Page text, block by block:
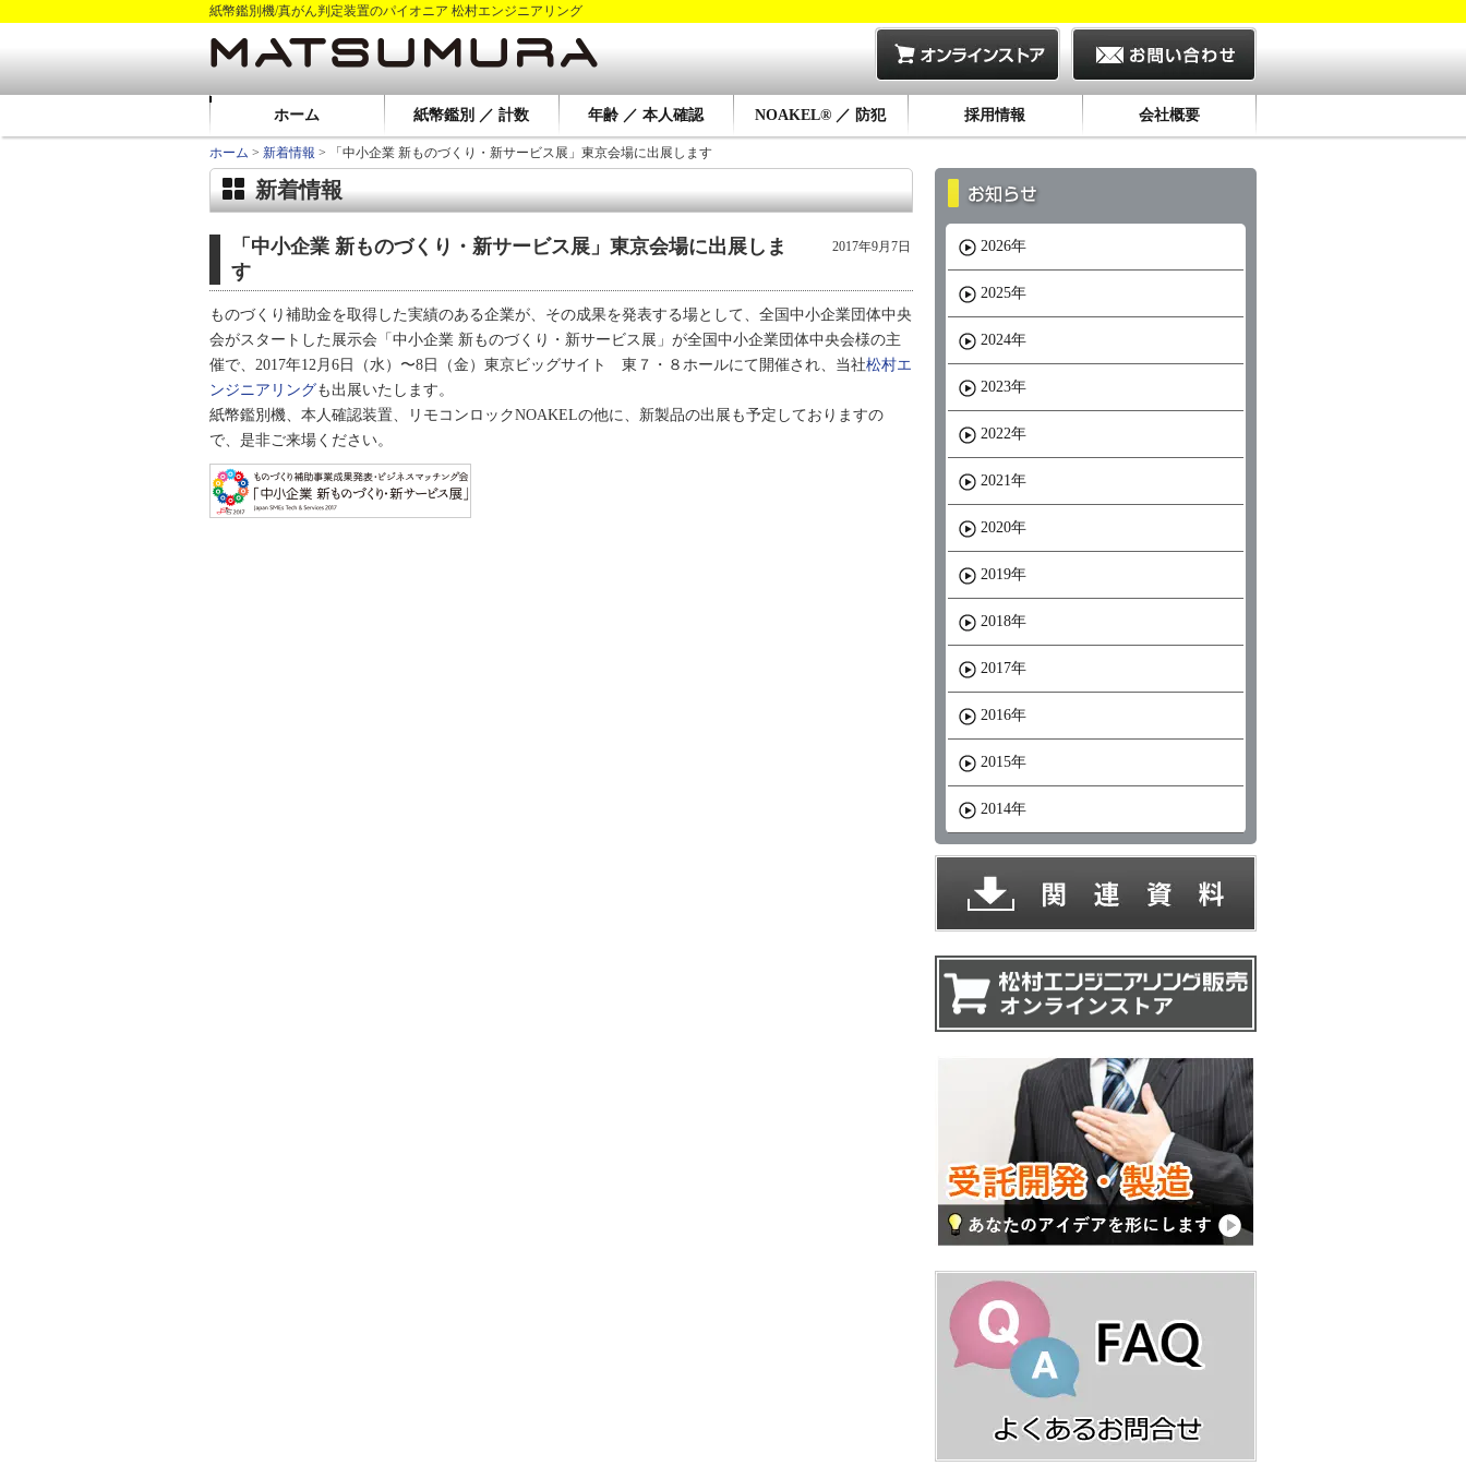
紙幣鑑別機/真がん判定装置のパイオニア 松村エンジニアリング
ホーム 紙幣鑑別 ／ 計数 年齢 ／ 本人確認 NOAKEL® ／ 防犯 採用情報 会社概要
ホーム > 新着情報 > 「中小企業 新ものづくり・新サービス展」東京会場に出展します
新着情報
「中小企業 新ものづくり・新サービス展」東京会場に出展しま
す
2017年9月7日
ものづくり補助金を取得した実績のある企業が、その成果を発表する場として、全国中小企業団体中央
会がスタートした展示会「中小企業 新ものづくり・新サービス展」が全国中小企業団体中央会様の主
催で、2017年12月6日（水）〜8日（金）東京ビッグサイト 東７・８ホールにて開催され、当社松村エ
ンジニアリングも出展いたします。
紙幣鑑別機、本人確認装置、リモコンロックNOAKELの他に、新製品の出展も予定しておりますの
で、是非ご来場ください。
2026年
2025年
2024年
2023年
2022年
2021年
2020年
2019年
2018年
2017年
2016年
2015年
2014年